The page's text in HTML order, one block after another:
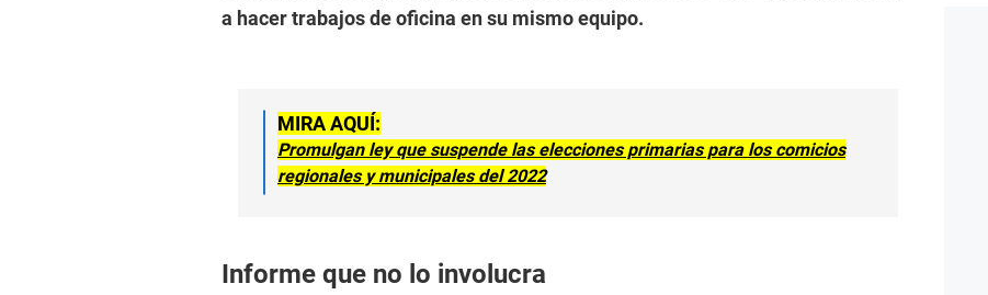
a hacer trabajos de oficina en su mismo equipo.
MIRA AQUÍ:
Promulgan ley que suspende las elecciones primarias para los comicios
regionales y municipales del 2022
Informe que no lo involucra